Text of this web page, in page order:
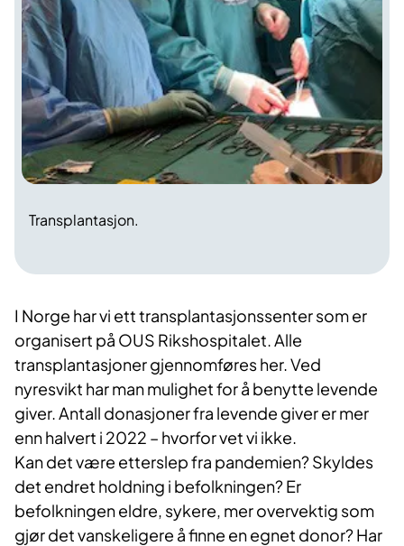
Transplantasjon.
I Norge har vi ett transplantasjonssenter som er
organisert på OUS Rikshospitalet. Alle
transplantasjoner gjennomføres her. Ved
nyresvikt har man mulighet for å benytte levende
giver. Antall donasjoner fra levende giver er mer
enn halvert i 2022 – hvorfor vet vi ikke.
Kan det være etterslep fra pandemien? Skyldes
det endret holdning i befolkningen? Er
befolkningen eldre, sykere, mer overvektig som
gjør det vanskeligere å finne en egnet donor? Har